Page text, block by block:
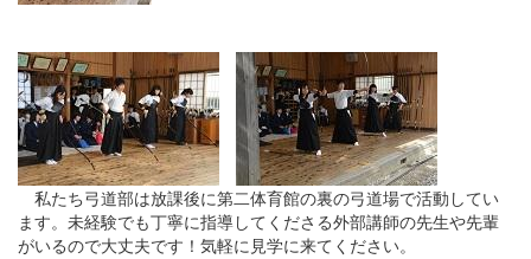
私たち弓道部は放課後に第二体育館の裏の弓道場で活動してい
ます。未経験でも丁寧に指導してくださる外部講師の先生や先輩
がいるので大丈夫です！気軽に見学に来てください。